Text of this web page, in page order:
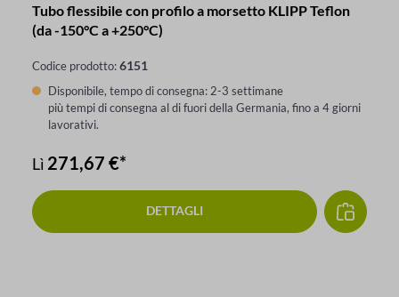
Tubo flessibile con profilo a morsetto KLIPP Teflon
(da -150°C a +250°C)
Codice prodotto:6151
Disponibile, tempo di consegna: 2-3 settimane
più tempi di consegna al di fuori della Germania, fino a 4 giorni
lavorativi.
Lì 271,67 €*
DETTAGLI